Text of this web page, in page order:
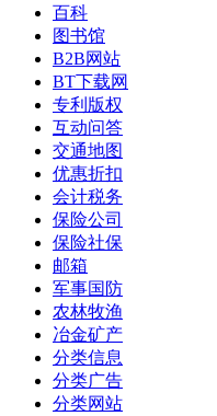
百科
图书馆
B2B网站
BT下载网
专利版权
互动问答
交通地图
优惠折扣
会计税务
保险公司
保险社保
邮箱
军事国防
农林牧渔
冶金矿产
分类信息
分类广告
分类网站